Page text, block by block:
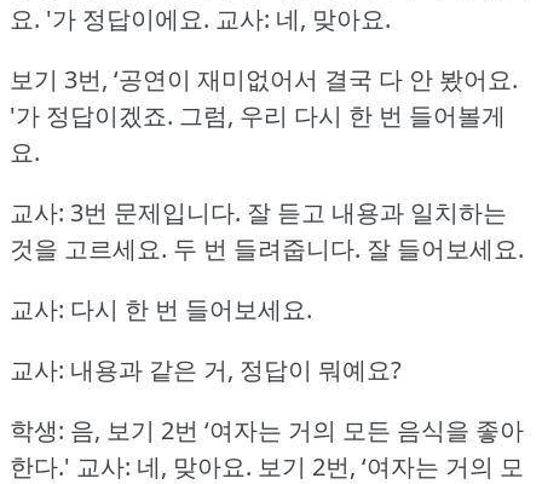
요. '가 정답이에요. 교사: 네, 맞아요.
보기 3번, ‘공연이 재미없어서 결국 다 안 봤어요.
'가 정답이겠죠. 그럼, 우리 다시 한 번 들어볼게
요.
교사: 3번 문제입니다. 잘 듣고 내용과 일치하는
것을 고르세요. 두 번 들려줍니다. 잘 들어보세요.
교사: 다시 한 번 들어보세요.
교사: 내용과 같은 거, 정답이 뭐예요?
학생: 음, 보기 2번 ‘여자는 거의 모든 음식을 좋아
한다.' 교사: 네, 맞아요. 보기 2번, ‘여자는 거의 모